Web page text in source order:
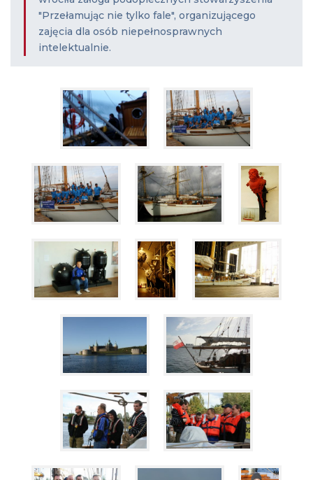
"Przełamując nie tylko fale", organizującego
zajęcia dla osób niepełnosprawnych
intelektualnie.